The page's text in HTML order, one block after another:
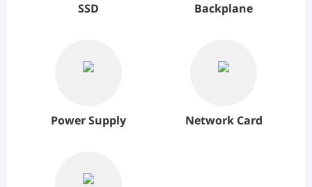
SSD Backplane
Power Supply Network Card